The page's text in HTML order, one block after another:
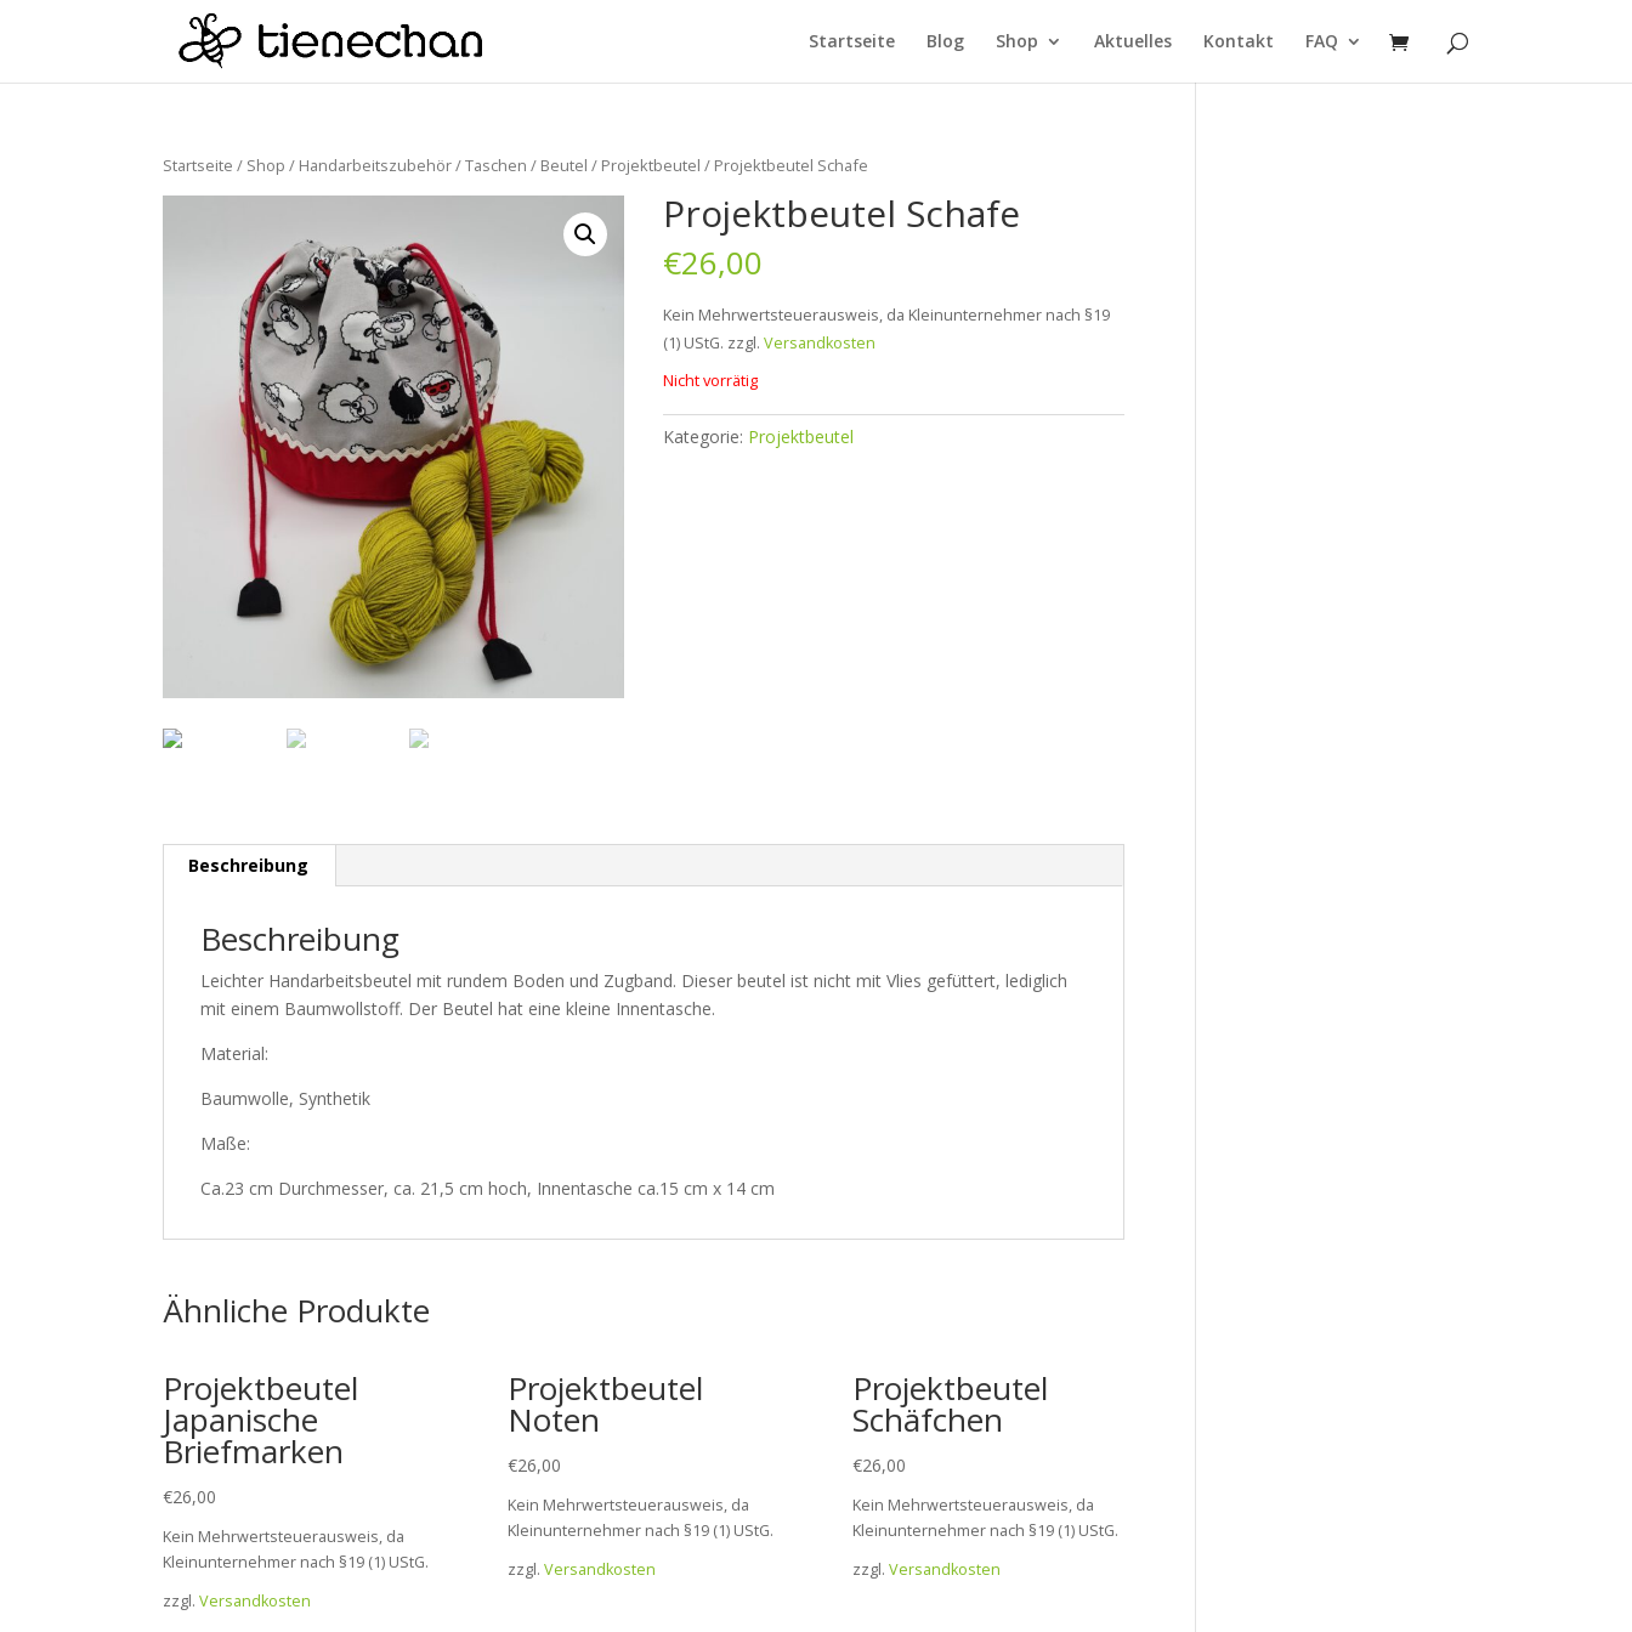
Startseite Blog Shop Aktuelles Kontakt FAQ
Startseite / Shop / Handarbeitszubehör/Taschen / Beutel / Projektbeutel / Projektbeutel Schafe
Projektbeutel Schafe
€26,00
Kein Mehrwertsteuerausweis, da Kleinunternehmer nach §19
(1) UStG. zzgl.Versandkosten
Nicht vorrätig
Kategorie: Projektbeutel
Beschreibung
Beschreibung
Leichter Handarbeitsbeutel mit rundem Boden und Zugband. Dieser beutel ist nicht mit Vlies gefüttert, lediglich
mit einem Baumwollstoff. Der Beutel hat eine kleine Innentasche.
Material:
Baumwolle, Synthetik
Maße:
Ca.23 cm Durchmesser, ca. 21,5 cm hoch, Innentasche ca.15 cm x 14 cm
Ähnliche Produkte
Projektbeutel
Japanische
Briefmarken
€26,00
Kein Mehrwertsteuerausweis, da
Kleinunternehmer nach §19 (1) UStG.
zzgl.Versandkosten
Projektbeutel
Noten
€26,00
Kein Mehrwertsteuerausweis, da
Kleinunternehmer nach §19 (1) UStG.
zzgl. Versandkosten
Projektbeutel
Schäfchen
€26,00
Kein Mehrwertsteuerausweis, da
Kleinunternehmer nach §19 (1) UStG.
zzgl. Versandkosten